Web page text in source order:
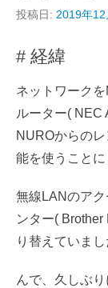
投稿日: 2019年12
# 経緯
ネットワーク
ルーター( NEC
NUROからの
能を使うことに
無線LANのア
ンター(
り替えていまし
んで、久しぶ